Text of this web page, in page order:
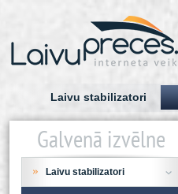
Laivu stabilizatori
Galvenā izvēlne
Laivu stabilizatori